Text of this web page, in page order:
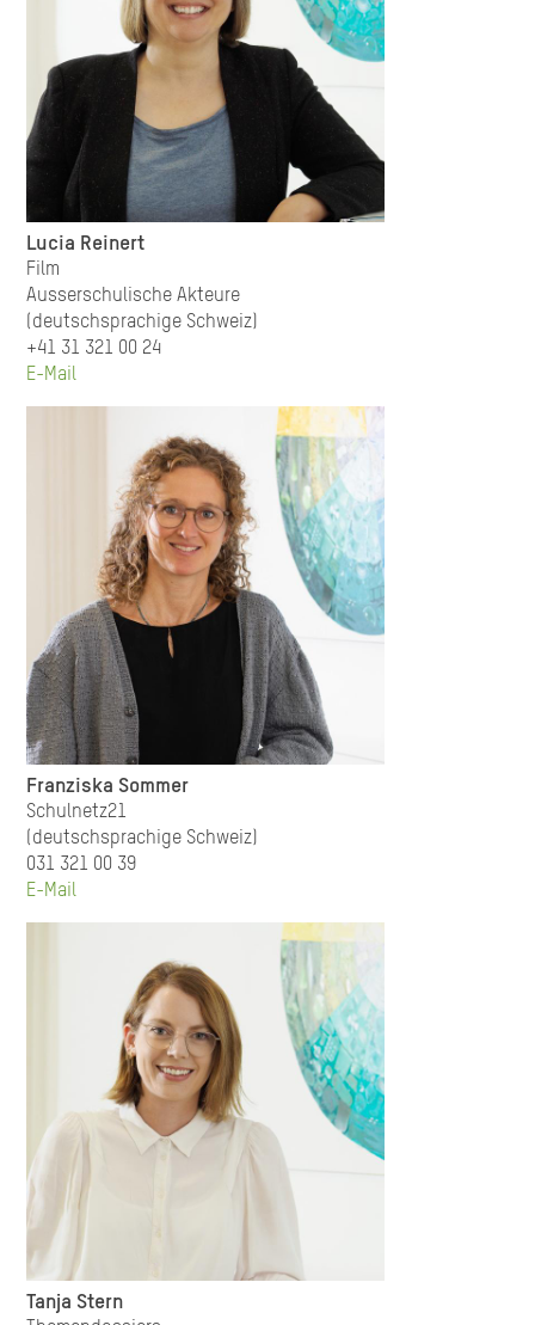
Lucia Reinert
Film
Ausserschulische Akteure
(deutschsprachige Schweiz)
+41 31 321 00 24
E-Mail
Franziska Sommer
Schulnetz21
(deutschsprachige Schweiz)
031 321 00 39
E-Mail
Tanja Stern